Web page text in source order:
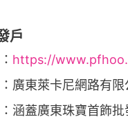
戶
https://
廣東萊卡尼網路有限
涵蓋廣東珠寶首飾批